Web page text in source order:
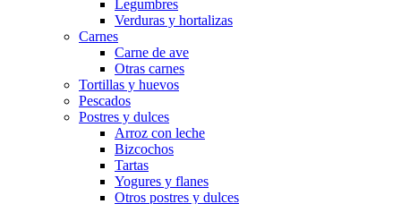
Legumbres
Verduras y hortalizas
Carnes
Carne de ave
Otras carnes
Tortillas y huevos
Pescados
Postres y dulces
Arroz con leche
Bizcochos
Tartas
Yogures y flanes
Otros postres y dulces